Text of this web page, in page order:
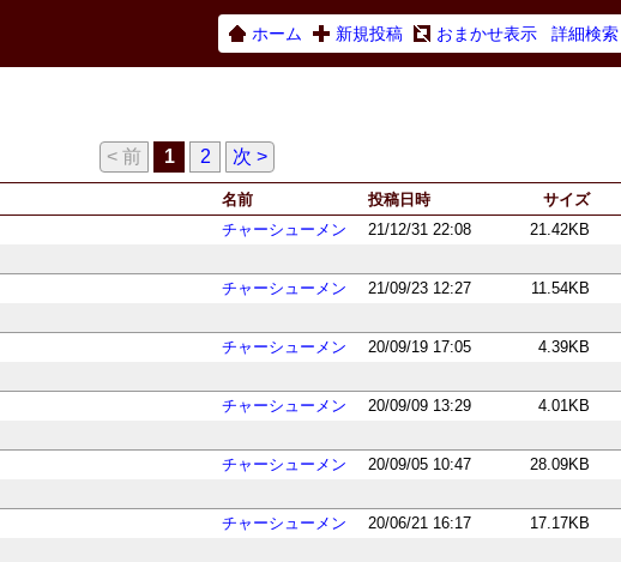
ホーム 新規投稿 おまかせ表示 詳細検索
< 前 1 2 次 >
名前 投稿日時 サイズ
チャーシューメン 21/12/31 22:08 21.42KB
チャーシューメン 21/09/23 12:27 11.54KB
チャーシューメン 20/09/19 17:05 4.39KB
チャーシューメン 20/09/09 13:29 4.01KB
チャーシューメン 20/09/05 10:47 28.09KB
チャーシューメン 20/06/21 16:17 17.17KB